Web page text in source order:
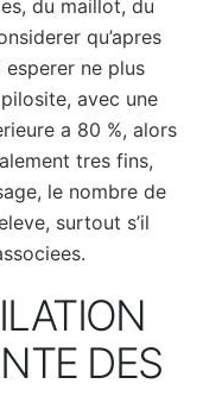
du maillot, du
qu’apres
ne plus
avec une
a 80 %, alors
tres fins,
le nombre de
surtout s’il
DES